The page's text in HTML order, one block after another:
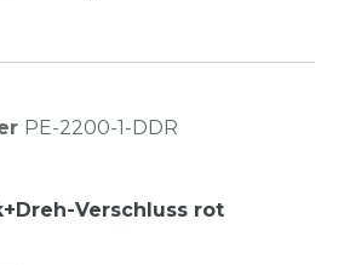
PE-2200-1-DDR
Verschluss rot